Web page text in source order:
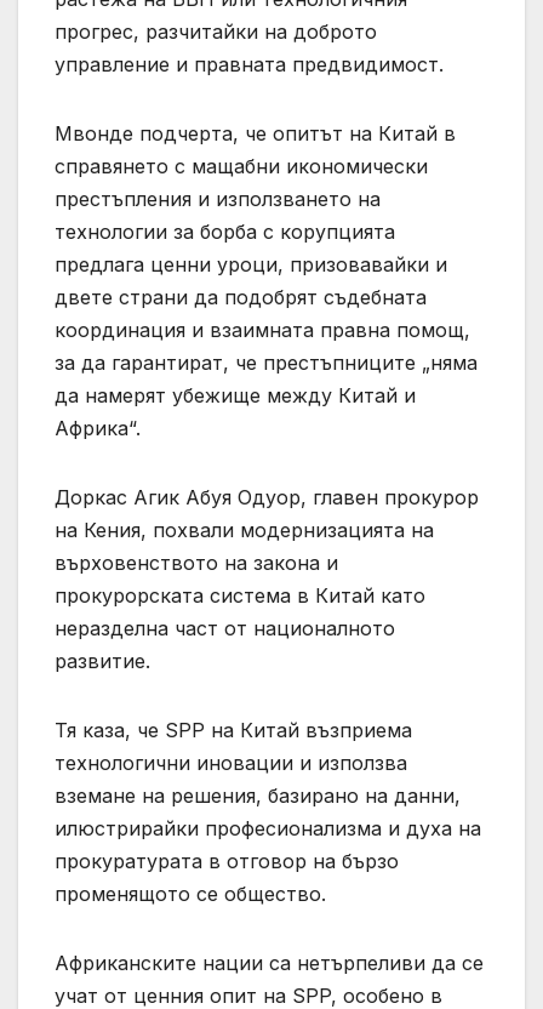
прогрес, разчитайки на доброто
управление и правната предвидимост.
Мвонде подчерта, че опитът на Китай в
справянето с мащабни икономически
престъпления и използването на
технологии за борба с корупцията
предлага ценни уроци, призовавайки и
двете страни да подобрят съдебната
координация и взаимната правна помощ,
за да гарантират, че престъпниците „няма
да намерят убежище между Китай и
Африка“.
Доркас Агик Абуя Одуор, главен прокурор
на Кения, похвали модернизацията на
върховенството на закона и
прокурорската система в Китай като
неразделна част от националното
развитие.
Тя каза, че SPP на Китай възприема
технологични иновации и използва
вземане на решения, базирано на данни,
илюстрирайки професионализма и духа на
прокуратурата в отговор на бързо
променящото се общество.
Африканските нации са нетърпеливи да се
учат от ценния опит на SPP, особено в